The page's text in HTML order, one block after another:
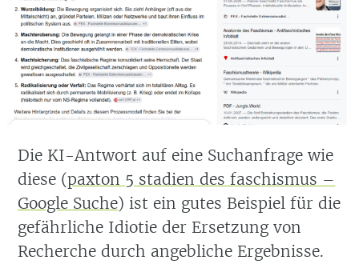
Die KI-Antwort auf eine Suchanfrage wie
diese (paxton 5 stadien des faschismus –
Google Suche) ist ein gutes Beispiel für die
gefährliche Idiotie der Ersetzung von
Recherche durch angebliche Ergebnisse.